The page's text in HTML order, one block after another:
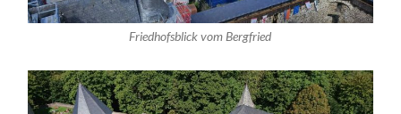
Friedhofsblick vom Bergfried